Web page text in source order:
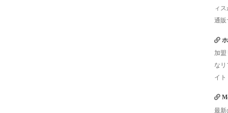
ィ
通販
加
な
イト
最新